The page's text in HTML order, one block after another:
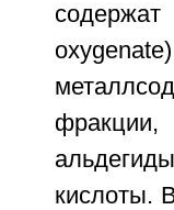
кислоты.